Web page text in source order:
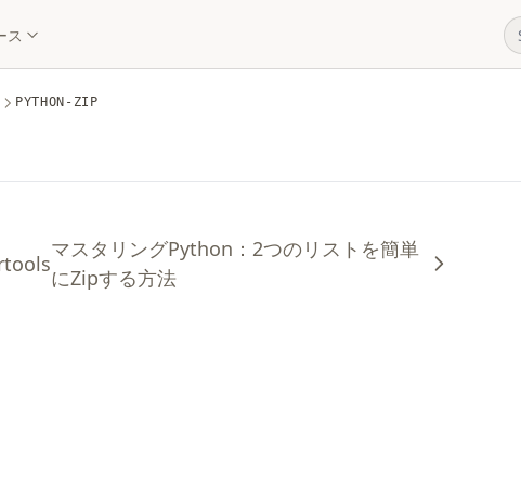
ス
PYTHON-ZIP
マスタリングPython：2つのリストを簡単
にZipする方法